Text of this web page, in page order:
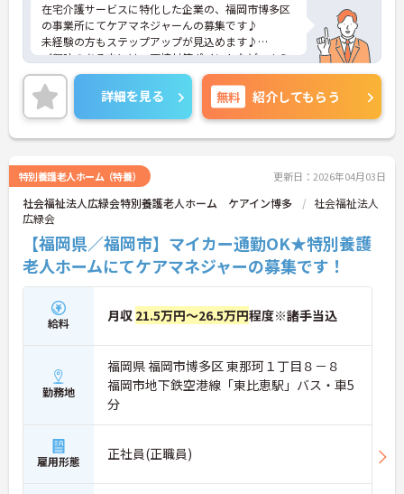
在宅介護サービスに特化した企業の、福岡市博多区
の事業所にてケアマネジャーんの募集です♪
未経験の方もステップアップが見込めます♪
ご興味のある方には、面接対策ポイントなど、さら
に詳細をお話しいたしますので、お気軽にご相談く
ださい。
詳細を見る 無料 紹介してもらう
特別養護老人ホーム（特養） 更新日：2026年04月03日
社会福祉法人広緑会特別養護老人ホーム ケアイン博多
社会福祉法人
広緑会
【福岡県／福岡市】マイカー通勤OK★特別養護
老人ホームにてケアマネジャーの募集です！
給料 月収 21.5万円～26.5万円程度※諸手当込
勤務地
福岡県 福岡市博多区 東那珂１丁目８－８
福岡市地下鉄空港線「東比恵駅」バス・車5
分
雇用形態 正社員(正職員)